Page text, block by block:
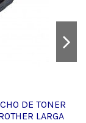
DE TONER
LARGA